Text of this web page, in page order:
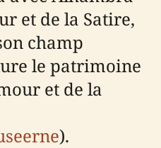
et de la Satire,
champ
le patrimoine
et de la
).